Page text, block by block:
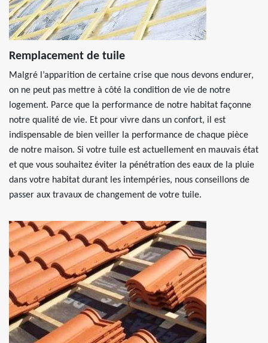
Remplacement de tuile
Malgré l’apparition de certaine crise que nous devons endurer,
on ne peut pas mettre à côté la condition de vie de notre
logement. Parce que la performance de notre habitat façonne
notre qualité de vie. Et pour vivre dans un confort, il est
indispensable de bien veiller la performance de chaque pièce
de notre maison. Si votre tuile est actuellement en mauvais état
et que vous souhaitez éviter la pénétration des eaux de la pluie
dans votre habitat durant les intempéries, nous conseillons de
passer aux travaux de changement de votre tuile.